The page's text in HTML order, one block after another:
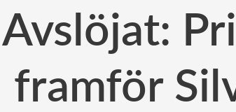
Avslöjat:
framför